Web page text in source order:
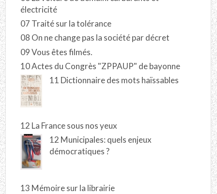
électricité
07 Traité sur la tolérance
08 On ne change pas la société par décret
09 Vous êtes filmés.
10 Actes du Congrès "ZPPAUP" de bayonne
11 Dictionnaire des mots haïssables
12 La France sous nos yeux
12 Municipales: quels enjeux
démocratiques ?
13 Mémoire sur la librairie